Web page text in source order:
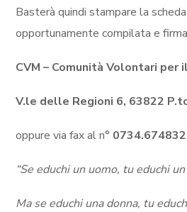
Basterà quindi stampare la
opportunamente compilata e
CVM – Comunità Volontari per
V.le delle Regioni 6, 63822
oppure via fax al n° 0734.674832
“Se educhi un uomo, tu educhi
Ma se educhi una donna, tu